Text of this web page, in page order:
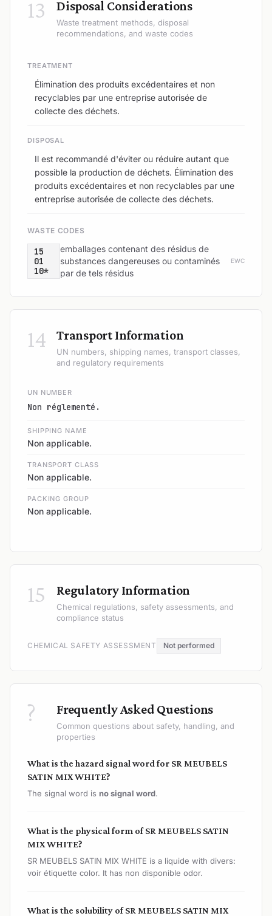
13 Disposal Considerations
Waste treatment methods, disposal
recommendations, and waste codes
TREATMENT
Élimination des produits excédentaires et non
recyclables par une entreprise autorisée de
collecte des déchets.
DISPOSAL
Il est recommandé d'éviter ou réduire autant que
possible la production de déchets. Élimination des
produits excédentaires et non recyclables par une
entreprise autorisée de collecte des déchets.
WASTE CODES
15
01
10*
emballages contenant des résidus de
substances dangereuses ou contaminés
par de tels résidus
EWC
14 Transport Information
UN numbers, shipping names, transport classes,
and regulatory requirements
UN NUMBER
Non réglementé.
SHIPPING NAME
Non applicable.
TRANSPORT CLASS
Non applicable.
PACKING GROUP
Non applicable.
15 Regulatory Information
Chemical regulations, safety assessments, and
compliance status
CHEMICAL SAFETY ASSESSMENT Not performed
? Frequently Asked Questions
Common questions about safety, handling, and
properties
What is the hazard signal word for SR MEUBELS
SATIN MIX WHITE?
The signal word is no signal word.
What is the physical form of SR MEUBELS SATIN
MIX WHITE?
SR MEUBELS SATIN MIX WHITE is a liquide with divers:
voir étiquette color. It has non disponible odor.
What is the solubility of SR MEUBELS SATIN MIX